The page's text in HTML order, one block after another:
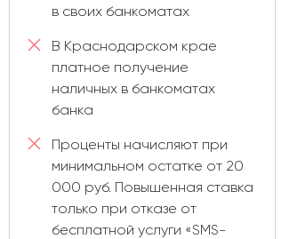
в своих банкоматах
В Краснодарском крае
платное получение
наличных в банкоматах
банка
Проценты начисляют при
минимальном остатке от 20
000 руб. Повышенная ставка
только при отказе от
бесплатной услуги «SMS-